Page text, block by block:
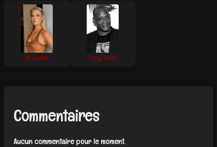
Ali Larter Tony Todd
Commentaires
Aucun commentaire pour le moment.